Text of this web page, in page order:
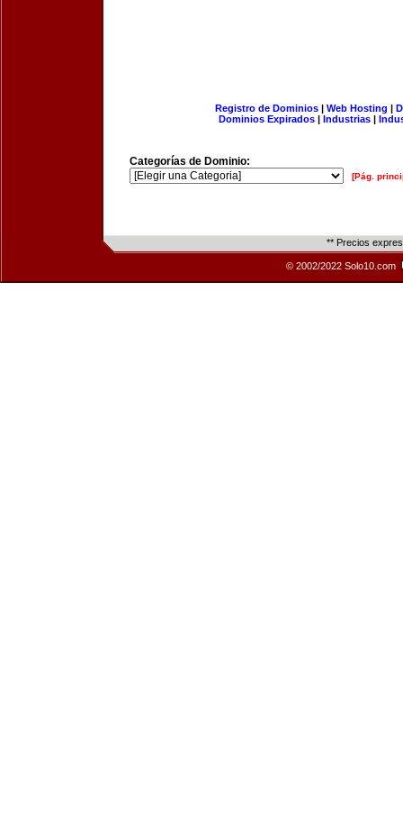
Registro de Dominios| Web Hosting |
Dominios Expirados | Industrias |
Categorías de Dominio:
[Pág.
** Precios
© 2002/2022 Solo10.com